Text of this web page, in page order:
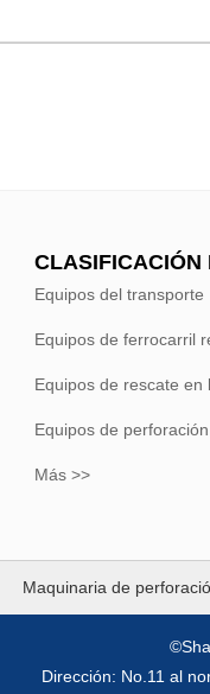
CLASIFICACIÓN
Equipos del transporte
Equipos de ferrocarril
Equipos de rescate en
Equipos de perforación
Más >>
Maquinaria de
Dirección: No.11 al